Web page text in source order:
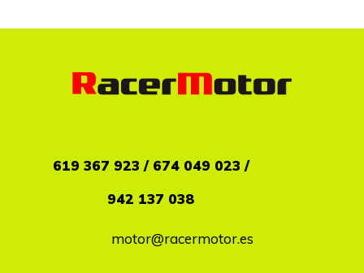
619 367 923 / 674 049 023 /
942 137 038
motor@racermotor.es